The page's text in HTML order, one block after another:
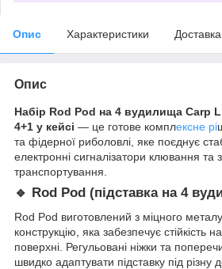
Опис Характеристики Доставка
Опис
Набір Rod Pod на 4 вудилища Carp
4+1 у кейсі — це готове комплексне рі
та фідерної риболовлі, яке поєднує
електронні сигналізатори клювання та
транспортування.
🔹 Rod Pod (підставка на 4
Rod Pod виготовлений з міцного
конструкцію, яка забезпечує стійкість
поверхні. Регульовані ніжки та
швидко адаптувати підставку під різну